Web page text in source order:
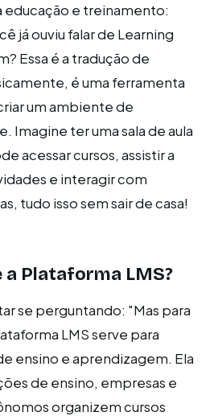
educação e treinamento:
já ouviu falar de Learning
Essa é a tradução de
é uma ferramenta
um ambiente de
Imagine ter uma sala de aula
acessar cursos, assistir a
e interagir com
tudo isso sem sair de casa!
a Plataforma LMS?
se perguntando: "Mas para
LMS serve para
ensino e aprendizagem. Ela
de ensino, empresas e
organizem cursos